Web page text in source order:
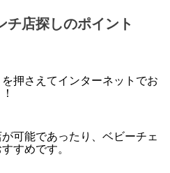
チ店探しのポイント
押さえてインターネットでお
可能であったり、ベビーチェ
すめです。